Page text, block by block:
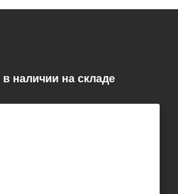
наличии на складе